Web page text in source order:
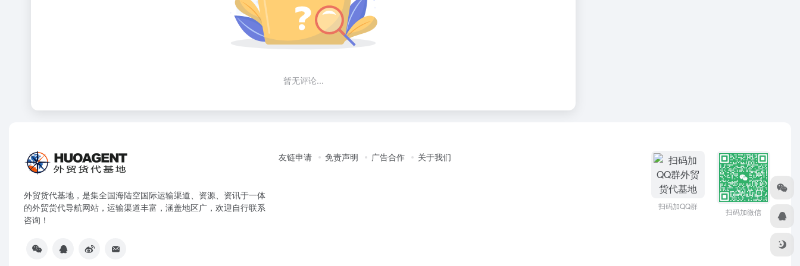
暂无评论...
外贸货代基地，是集全国海陆空国际运输渠道、资源、资讯于一体
的外贸货代导航网站，运输渠道丰富，涵盖地区广，欢迎自行联系
咨询！
友链申请 免责声明 广告合作 关于我们
扫码加QQ群
扫码加微信